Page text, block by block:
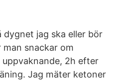
dygnet jag ska eller bör
man snackar om
2h efter
Jag mäter ketoner